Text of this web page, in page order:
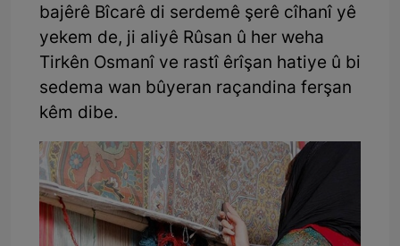
bajêrê Bîcarê di serdemê şerê cîhanî yê
yekem de, ji aliyê Rûsan û her weha
Tirkên Osmanî ve rastî êrîşan hatiye û bi
sedema wan bûyeran raçandina ferşan
kêm dibe.